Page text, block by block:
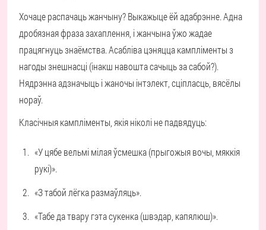
Хочаце распачаць жанчыну? Выкажыце ёй адабрэнне. Адна
дробязная фраза захаплення, і жанчына ўжо жадае
працягнуць знаёмства. Асабліва цэняцца кампліменты з
нагоды знешнасці (інакш навошта сачыць за сабой?).
Нядрэнна адзначыць і жаночы інтэлект, сціпласць, вясёлы
нораў.
Класічныя кампліменты, якія ніколі не падвядуць:
«У цябе вельмі мілая ўсмешка (прыгожыя вочы, мяккія
рукі)».
«З табой лёгка размаўляць».
«Табе да твару гэта сукенка (швэдар, капялюш)».